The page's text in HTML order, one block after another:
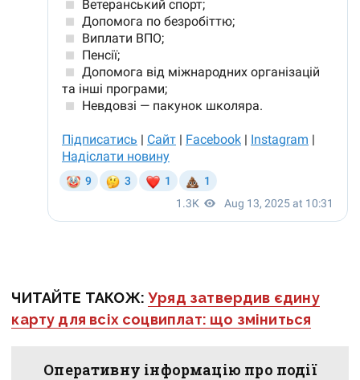
ЧИТАЙТЕ ТАКОЖ:Уряд затвердив єдину
карту для всіх соцвиплат: що зміниться
Оперативну інформацію про події